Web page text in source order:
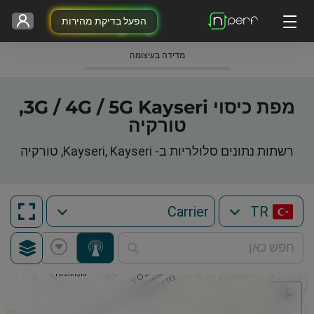
הפעל בדיקת מהירות
מדידה בעיצומה
מפת כיסוי 3G / 4G / 5G Kayseri,
טורקיה
רשתות נתונים סלולריות ב- Kayseri, Kayseri, טורקיה
TR